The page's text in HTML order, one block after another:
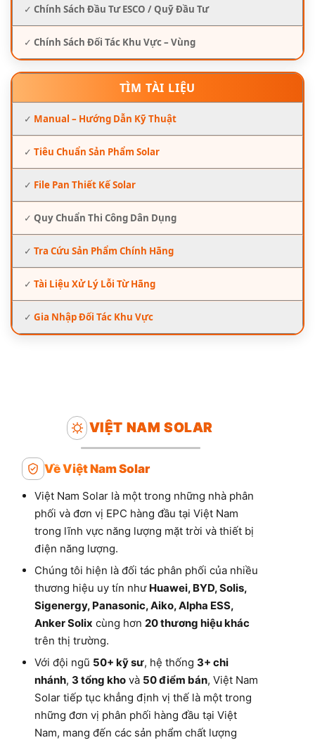
✓ Chính Sách Đầu Tư ESCO / Quỹ Đầu Tư
✓ Chính Sách Đối Tác Khu Vực – Vùng
TÌM TÀI LIỆU
✓ Manual – Hướng Dẫn Kỹ Thuật
✓ Tiêu Chuẩn Sản Phẩm Solar
✓ File Pan Thiết Kế Solar
✓ Quy Chuẩn Thi Công Dân Dụng
✓ Tra Cứu Sản Phẩm Chính Hãng
✓ Tài Liệu Xử Lý Lỗi Từ Hãng
✓ Gia Nhập Đối Tác Khu Vực
VIỆT NAM SOLAR
Về Việt Nam Solar
Việt Nam Solar là một trong những nhà phân
phối và đơn vị EPC hàng đầu tại Việt Nam
trong lĩnh vực năng lượng mặt trời và thiết bị
điện năng lượng.
Chúng tôi hiện là đối tác phân phối của nhiều
thương hiệu uy tín như Huawei, BYD, Solis,
Sigenergy, Panasonic, Aiko, Alpha ESS,
Anker Solix cùng hơn 20 thương hiệu khác
trên thị trường.
Với đội ngũ 50+ kỹ sư, hệ thống 3+ chi
nhánh, 3 tổng kho và 50 điểm bán, Việt Nam
Solar tiếp tục khẳng định vị thế là một trong
những đơn vị phân phối hàng đầu tại Việt
Nam, mang đến các sản phẩm chất lượng